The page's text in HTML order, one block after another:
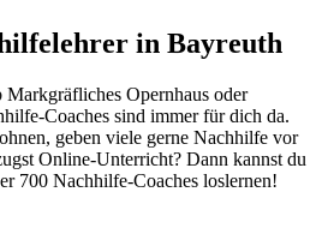
in Bayreuth
Opernhaus oder
Coaches sind immer für dich da.
geben viele gerne Nachhilfe vor
Online-Unterricht? Dann kannst du
700 Nachhilfe-Coaches loslernen!